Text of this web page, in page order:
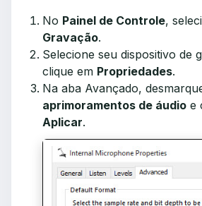
No Painel de Controle,
Gravação.
Selecione seu dispositivo de
clique em Propriedades.
Na aba Avançado,
aprimoramentos de áudio e
Aplicar.